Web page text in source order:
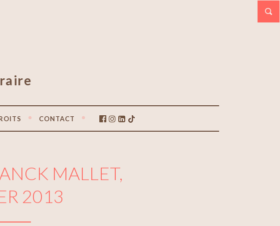
CONTACT
MALLET,
2013